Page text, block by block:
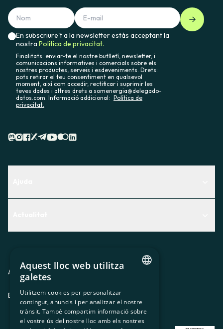
En subscriure't a la newsletter estàs acceptant la
nostraPolítica de privacitat.
Finalitats: enviar-te el nostre butlletí, newsletter, i
comunicacions informatives i comercials sobre els
nostres productes, serveis i esdeveniments. Drets:
pots retirar el teu consentiment en qualsevol
moment, així com accedir, rectificar i suprimir les
teves dades i altres drets a somenergia@delegado-
datos.com. Informació addicional: Política de
privacitat.
Premsa
Treballa amb nosaltres
Avis legal Política de privacitatPolítica de cookies
ES CAGLEU
SPANISH
GL
Aquest lloc web utilitza
galetes
Utilitzem cookies per personalitzar
contingut, anuncis i per analitzar el nostre
trànsit. També compartim informació sobre
el vostre ús del nostre lloc amb els nostres